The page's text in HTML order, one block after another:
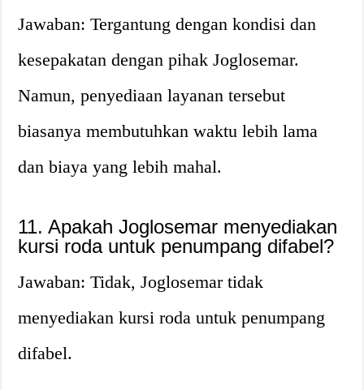
Jawaban: Tergantung dengan kondisi dan
kesepakatan dengan pihak Joglosemar.
Namun, penyediaan layanan tersebut
biasanya membutuhkan waktu lebih lama
dan biaya yang lebih mahal.
11. Apakah Joglosemar menyediakan
kursi roda untuk penumpang difabel?
Jawaban: Tidak, Joglosemar tidak
menyediakan kursi roda untuk penumpang
difabel.